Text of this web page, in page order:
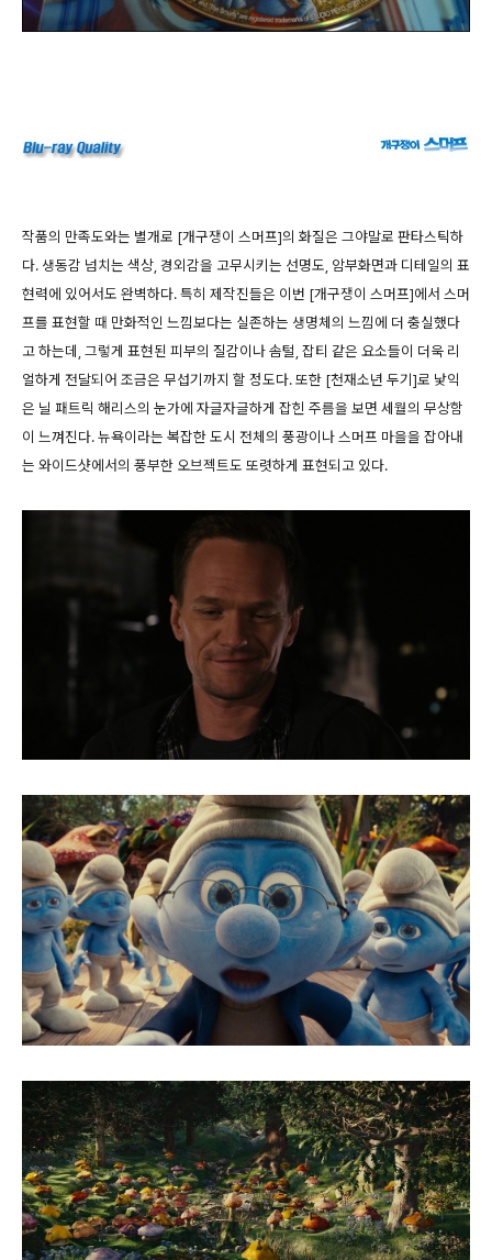
작품의 만족도와는 별개로 [개구쟁이 스머프]의 화질은 그야말로 판타스틱하
다. 생동감 넘치는 색상, 경외감을 고무시키는 선명도, 암부화면과 디테일의 표
현력에 있어서도 완벽하다. 특히 제작진들은 이번 [개구쟁이 스머프]에서 스머
프를 표현할 때 만화적인 느낌보다는 실존하는 생명체의 느낌에 더 충실했다
고 하는데, 그렇게 표현된 피부의 질감이나 솜털, 잡티 같은 요소들이 더욱 리
얼하게 전달되어 조금은 무섭기까지 할 정도다. 또한 [천재소년 두기]로 낯익
은 닐 패트릭 해리스의 눈가에 자글자글하게 잡힌 주름을 보면 세월의 무상함
이 느껴진다. 뉴욕이라는 복잡한 도시 전체의 풍광이나 스머프 마을을 잡아내
는 와이드샷에서의 풍부한 오브젝트도 또렷하게 표현되고 있다.